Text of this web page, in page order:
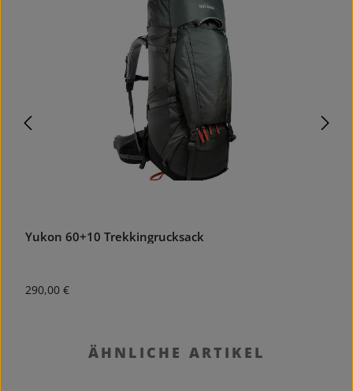
Yukon 60+10 Trekkingrucksack
Regulärer Preis:
290,00 €
Produktgalerie überspringen
ÄHNLICHE ARTIKEL